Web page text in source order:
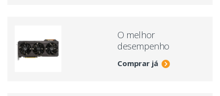
O melhor
desempenho
Comprar já